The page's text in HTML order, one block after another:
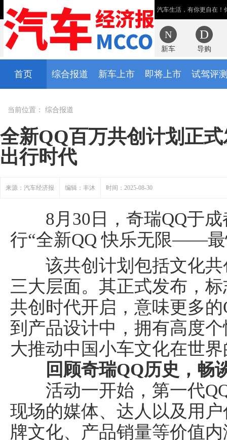
汽车生活，有你更自在！
新车 导购
首页 综合报道 新车上市 即将上市 试驾评
当前位置： 综合报道
全新QQ百万共创计划正
出行时代
来源：汽车经济报 编辑：丰沐 时间：2025-08-30
8月30日，奇瑞QQ于成
行“全新QQ 快乐无限——
该共创计划包括文化共
三大层面。其正式发布，
共创时代开启，意味更多
到产品设计中，拥有高度
大推动中国小车文化在世
回顾奇瑞QQ历史， 畅
活动一开始，第一代
现场的媒体、达人以及用
牌文化、产品销量等价值